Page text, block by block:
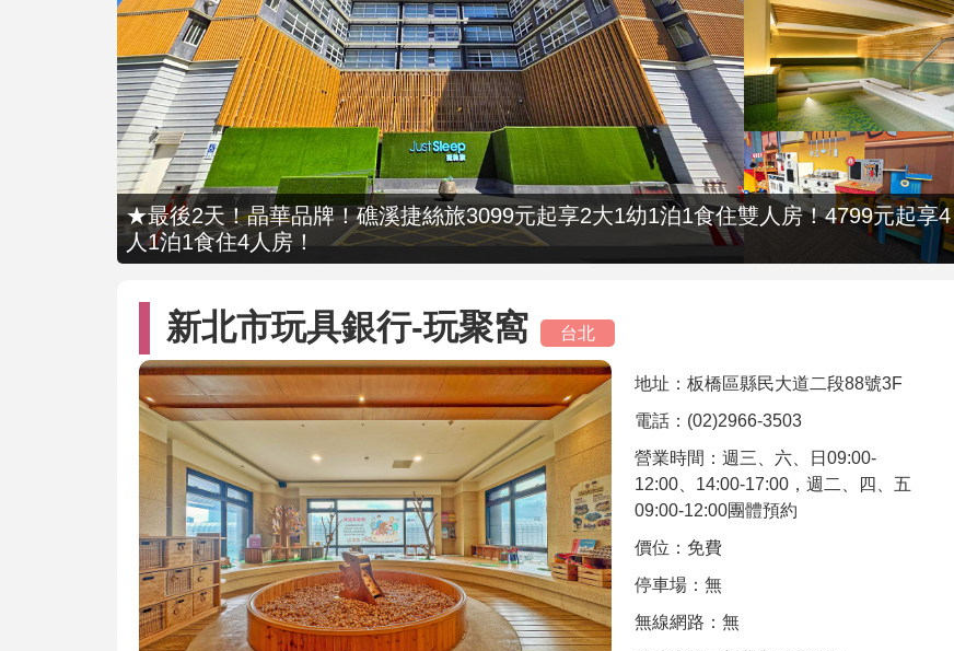
★最後2天！晶華品牌！礁溪捷絲旅3099元起享2大1幼1泊1食住雙人房！4799元起享4
人1泊1食住4人房！
新北市玩具銀行-玩聚窩 台北
地址：板橋區縣民大道二段88號3F
電話：(02)2966-3503
營業時間：週三、六、日09:00-
12:00、14:00-17:00，週二、四、五
09:00-12:00團體預約
價位：免費
停車場：無
無線網路：無